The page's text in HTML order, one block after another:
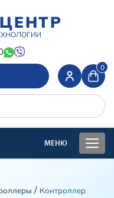
0
/ Контроллер